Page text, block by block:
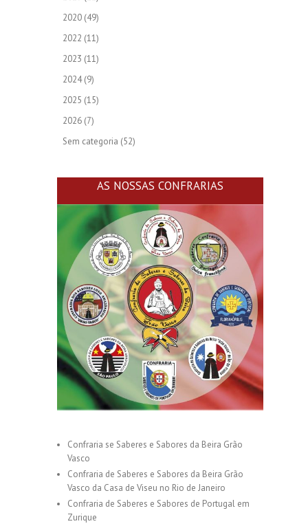
2020 (49)
2022 (11)
2023 (11)
2024(9)
2025 (15)
2026 (7)
Sem categoria (52)
AS NOSSAS CONFRARIAS
Confraria se Saberes e Sabores da Beira Grão
Vasco
Confraria de Saberes e Sabores da Beira Grão
Vasco da Casa de Viseu no Rio de Janeiro
Confraria de Saberes e Sabores de Portugal em
Zurique